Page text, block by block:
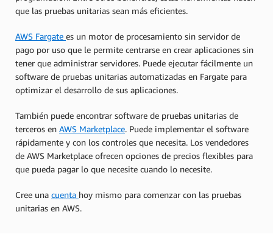
que las pruebas unitarias sean más eficientes.
AWS Fargate es un motor de procesamiento sin servidor de
pago por uso que le permite centrarse en crear aplicaciones sin
tener que administrar servidores. Puede ejecutar fácilmente un
software de pruebas unitarias automatizadas en Fargate para
optimizar el desarrollo de sus aplicaciones.
También puede encontrar software de pruebas unitarias de
terceros en AWS Marketplace. Puede implementar el software
rápidamente y con los controles que necesita. Los vendedores
de AWS Marketplace ofrecen opciones de precios flexibles para
que pueda pagar lo que necesite cuando lo necesite.
Cree una cuenta hoy mismo para comenzar con las pruebas
unitarias en AWS.